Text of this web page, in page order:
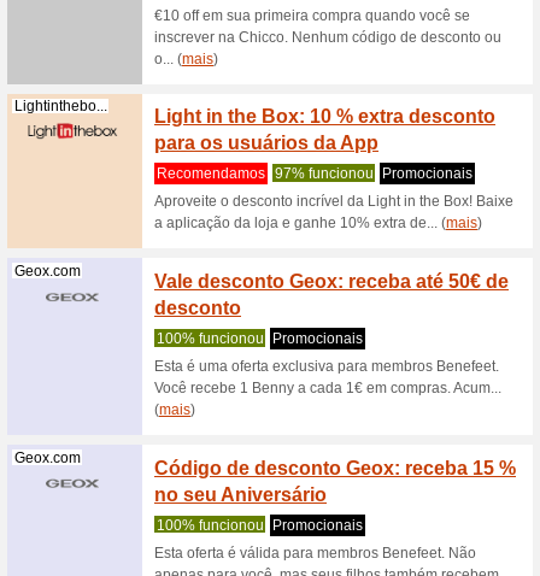
Dressinn.com
Cupão
Eurekakids.pt